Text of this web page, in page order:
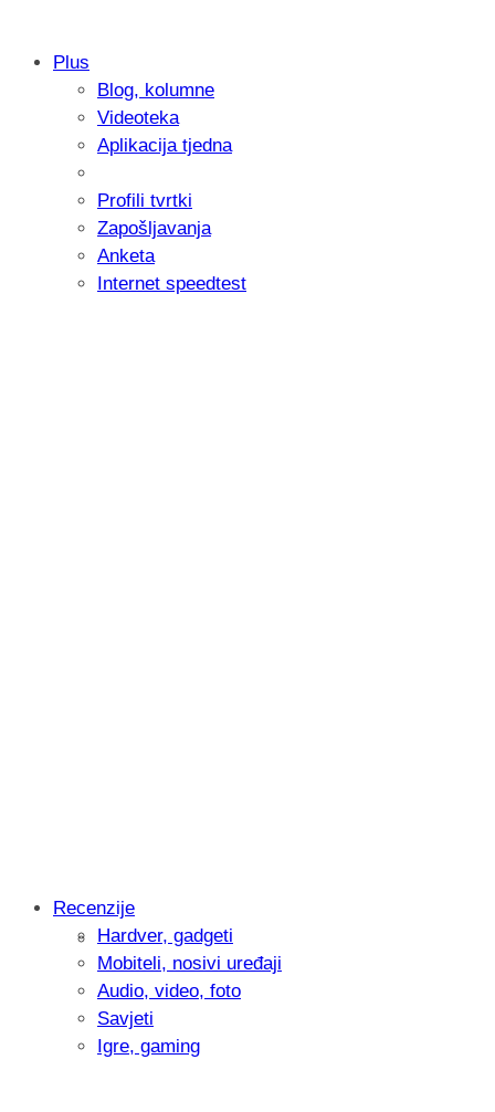
Samsung otkrio kako je nastajala
donijelo tanje i izdržljivije preklopne
Plus
Blog, kolumne
Videoteka
Aplikacija tjedna
Profili tvrtki
Zapošljavanja
Anketa
Internet speedtest
Intervju: Goran Jović, fotograf -
Recenzije
Hardver, gadgeti
Mobiteli, nosivi uređaji
Audio, video, foto
Savjeti
Igre, gaming